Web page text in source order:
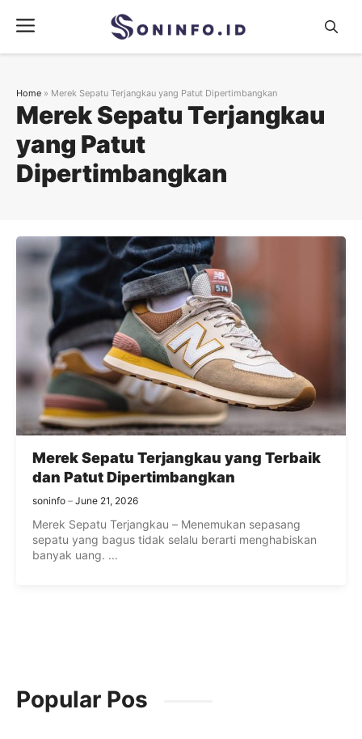
content
Menu
Merek Sepatu Terjangkau
yang Patut
Dipertimbangkan
Home » Merek Sepatu Terjangkau yang Patut Dipertimbangkan
Merek Sepatu Terjangkau yang Terbaik
dan Patut Dipertimbangkan
soninfo June 21, 2026
Merek Sepatu Terjangkau – Menemukan sepasang
sepatu yang bagus tidak selalu berarti menghabiskan
banyak uang. ...
Popular Pos